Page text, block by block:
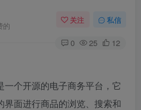
的
关注 私信
0 25 12
个开源的电子商务平台，它
界面进行商品的浏览、搜索和